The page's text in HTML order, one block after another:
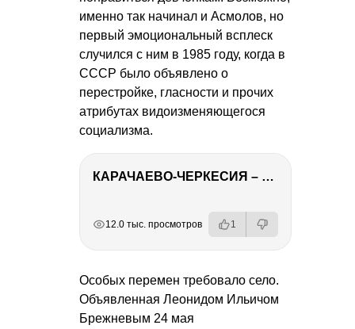
именно так начинал и Асмолов, но
первый эмоциональный всплеск
случился с ним в 1985 году, когда в
СССР было объявлено о
перестройке, гласности и прочих
атрибутах видоизменяющегося
социализма.
КАРАЧАЕВО-ЧЕРКЕСИЯ – ПУТЕШЕСТВИЕ НА КАВКАЗ часть 2
12.0 тыс. просмотров 1
Особых перемен требовало село.
Объявленная Леонидом Ильичом
Брежневым 24 мая